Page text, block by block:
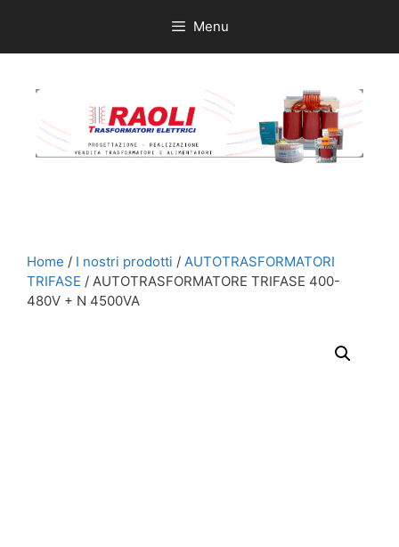
Menu
Home / I nostri prodotti / AUTOTRASFORMATORI
TRIFASE / AUTOTRASFORMATORE TRIFASE 400-
480V + N 4500VA